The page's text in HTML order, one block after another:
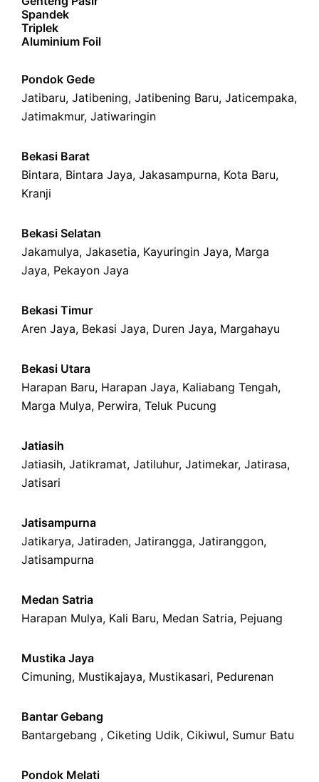
Spandek
Triplek
Aluminium Foil
Pondok Gede
Jatibaru, Jatibening, Jatibening Baru, Jaticempaka,
Jatimakmur, Jatiwaringin
Bekasi Barat
Bintara, Bintara Jaya, Jakasampurna, Kota Baru,
Kranji
Bekasi Selatan
Jakamulya, Jakasetia, Kayuringin Jaya, Marga
Jaya, Pekayon Jaya
Bekasi Timur
Aren Jaya, Bekasi Jaya, Duren Jaya, Margahayu
Bekasi Utara
Harapan Baru, Harapan Jaya, Kaliabang Tengah,
Marga Mulya, Perwira, Teluk Pucung
Jatiasih
Jatiasih, Jatikramat, Jatiluhur, Jatimekar, Jatirasa,
Jatisari
Jatisampurna
Jatikarya, Jatiraden, Jatirangga, Jatiranggon,
Jatisampurna
Medan Satria
Harapan Mulya, Kali Baru, Medan Satria, Pejuang
Mustika Jaya
Cimuning, Mustikajaya, Mustikasari, Pedurenan
Bantar Gebang
Bantargebang , Ciketing Udik, Cikiwul, Sumur Batu
Pondok Melati